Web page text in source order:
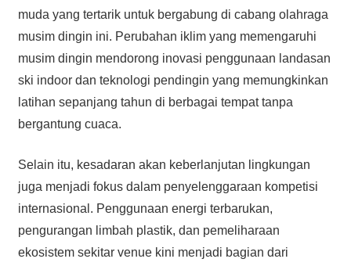
muda yang tertarik untuk bergabung di cabang olahraga
musim dingin ini. Perubahan iklim yang memengaruhi
musim dingin mendorong inovasi penggunaan landasan
ski indoor dan teknologi pendingin yang memungkinkan
latihan sepanjang tahun di berbagai tempat tanpa
bergantung cuaca.
Selain itu, kesadaran akan keberlanjutan lingkungan
juga menjadi fokus dalam penyelenggaraan kompetisi
internasional. Penggunaan energi terbarukan,
pengurangan limbah plastik, dan pemeliharaan
ekosistem sekitar venue kini menjadi bagian dari